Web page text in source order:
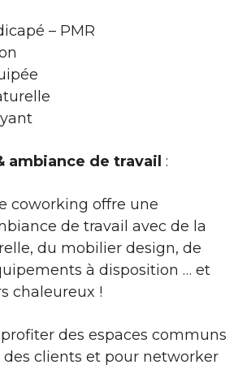
– PMR
ambiance de travail :
coworking offre une
de travail avec de la
du mobilier design, de
à disposition … et
chaleureux !
des espaces communs
des clients et pour networker